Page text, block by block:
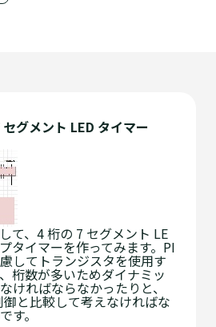
グメント LED タイマー
て、4 桁の 7 セグメント LE
タイマーを作ってみます。PI
してトランジスタを使用す
桁数が多いためダイナミッ
ければならなかったりと、
と比較して考えなければな
す。